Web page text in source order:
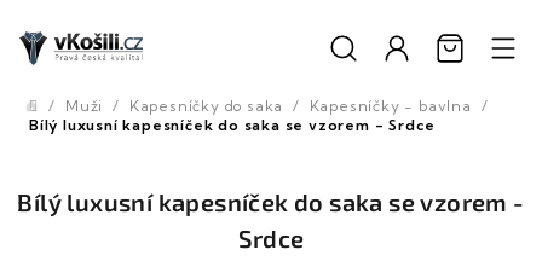
obsah
Domů
/ Muži / Kapesníčky do saka / Kapesníčky - bavlna
/
Bílý luxusní kapesníček do saka se vzorem - Srdce
Bílý luxusní kapesníček do saka se vzorem -
Srdce